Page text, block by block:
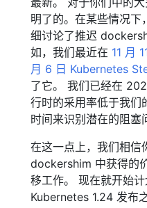
明了的。在某些情况下
细讨论了推迟
如，我们最近在 11 月
月 6 日 Kubernetes
了它。 我们已经在
行时的采用率低于我们
时间来识别潜在的阻塞
在这一点上，我们相
dockershim 中获得的
移工作。 现在就开始
Kubernetes 1.24 发布